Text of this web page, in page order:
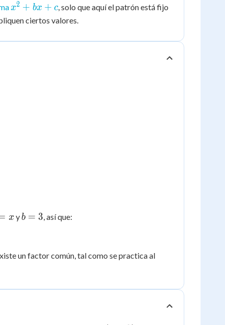
x^2
+
+ c
x2 + bx + c, solo que aquí el patrón está fijo
ciertos valores.
x yb
b = 3, así que:
un factor común, tal como se practica al